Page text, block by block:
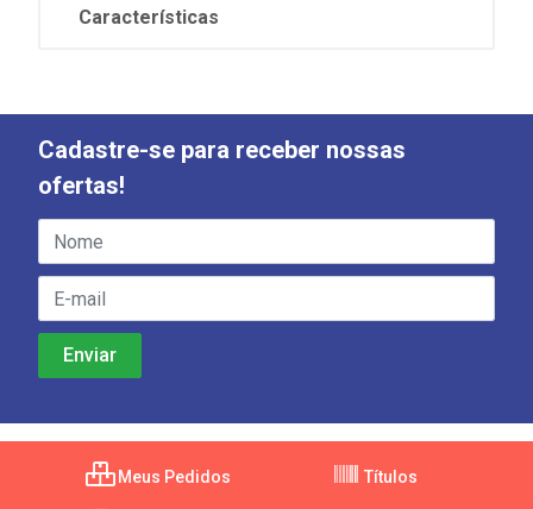
Características
Cadastre-se para receber nossas
ofertas!
Meus Pedidos Títulos